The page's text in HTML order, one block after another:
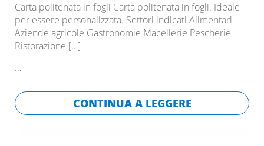
Carta politenata in fogli Carta politenata in fogli. Ideale
per essere personalizzata. Settori indicati Alimentari
Aziende agricole Gastronomie Macellerie Pescherie
Ristorazione […]
…
CONTINUA A LEGGERE